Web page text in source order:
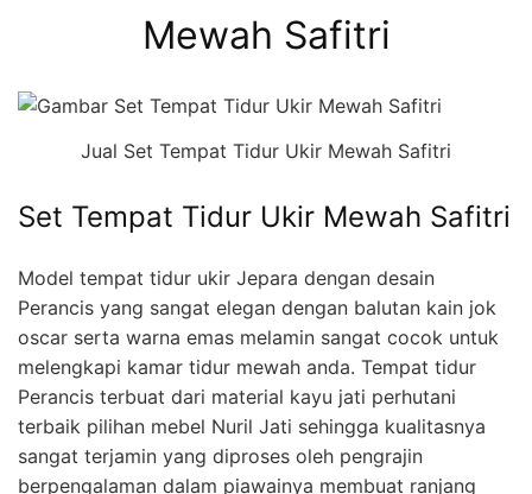
Mewah Safitri
Jual Set Tempat Tidur Ukir Mewah Safitri
Set Tempat Tidur Ukir Mewah Safitri
Model tempat tidur ukir Jepara dengan desain
Perancis yang sangat elegan dengan balutan kain jok
oscar serta warna emas melamin sangat cocok untuk
melengkapi kamar tidur mewah anda. Tempat tidur
Perancis terbuat dari material kayu jati perhutani
terbaik pilihan mebel Nuril Jati sehingga kualitasnya
sangat terjamin yang diproses oleh pengrajin
berpengalaman dalam piawainya membuat ranjang